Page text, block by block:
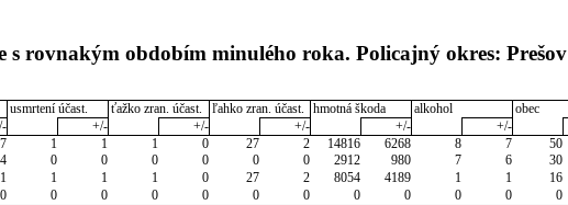
s rovnakým obdobím minulého roka. Policajný okres: Prešov
usmrtení účast. ťažko zran. účast. ľahko zran. účast. hmotná škoda alkohol
obec
+/- +/- +/- +/- +/-
7 1 1 1 0 27 2 14816 6268 8 7 50
4 0 0 0 0 0 0 2912 980 7 6 30
1 1 1 1 0 27 2 8054 4189 1 1 16
0 0 0 0 0 0 0 0 0 0 0 0